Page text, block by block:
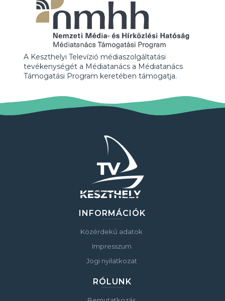
A Keszthelyi Televízió médiaszolgáltatási
tevékenységét a Médiatanács a Médiatanács
Támogatási Program keretében támogatja.
INFORMÁCIÓK
Közérdekű adatok
Impresszum
Jogi nyilatkozat
RÓLUNK